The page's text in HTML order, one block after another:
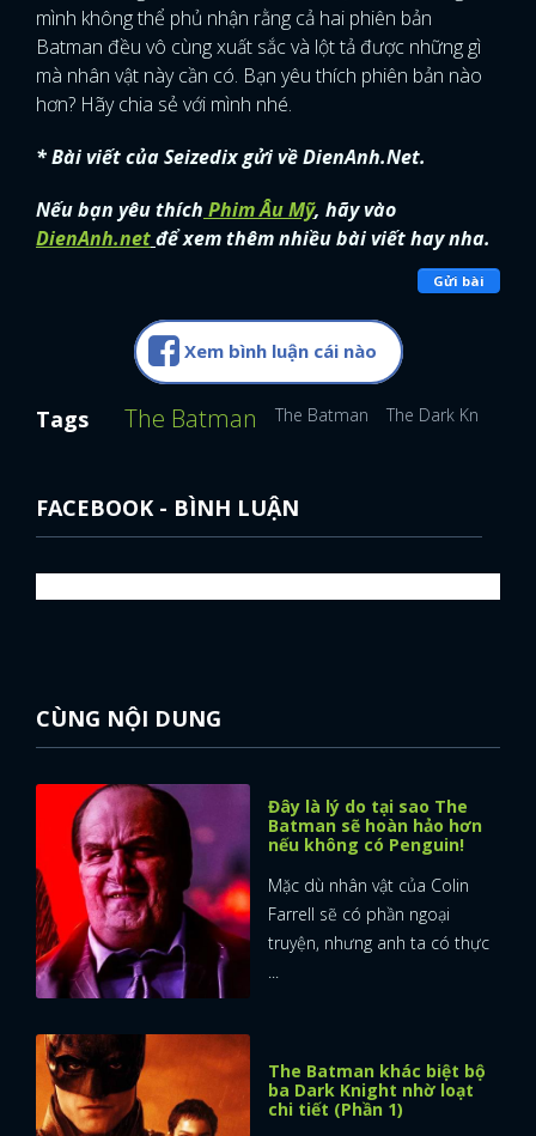
mình không thể phủ nhận rằng cả hai phiên bản
Batman đều vô cùng xuất sắc và lột tả được những gì
mà nhân vật này cần có. Bạn yêu thích phiên bản nào
hơn? Hãy chia sẻ với mình nhé.
* Bài viết của Seizedix gửi về DienAnh.Net.
Nếu bạn yêu thích Phim Âu Mỹ, hãy vào
DienAnh.netđể xem thêm nhiều bài viết hay nha.
Gửi bài
Xem bình luận cái nào
Tags The Batman The Batman The Dark Knight
FACEBOOK - BÌNH LUẬN
CÙNG NỘI DUNG
Đây là lý do tại sao The
Batman sẽ hoàn hảo hơn
nếu không có Penguin!
Mặc dù nhân vật của Colin
Farrell sẽ có phần ngoại
truyện, nhưng anh ta có thực
...
The Batman khác biệt bộ
ba Dark Knight nhờ loạt
chi tiết (Phần 1)